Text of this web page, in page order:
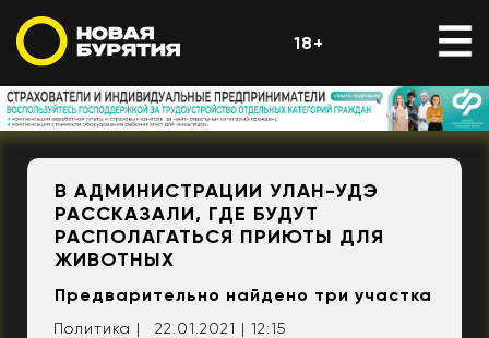
18+
В АДМИНИСТРАЦИИ УЛАН-УДЭ
РАССКАЗАЛИ, ГДЕ БУДУТ
РАСПОЛАГАТЬСЯ ПРИЮТЫ ДЛЯ
ЖИВОТНЫХ
Предварительно найдено три участка
Политика | 22.01.2021 | 12:15